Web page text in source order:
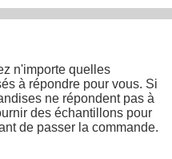
n'importe quelles
à répondre pour vous. Si
ne répondent pas à
des échantillons pour
de passer la commande.